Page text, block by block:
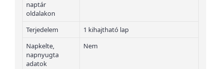
naptár
oldalakon
Terjedelem
1 kihajtható lap
Napkelte,
napnyugta
adatok
Nem